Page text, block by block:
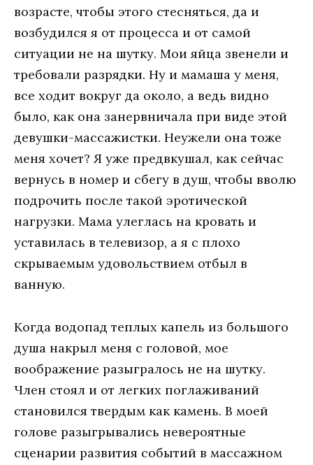
возрасте, чтобы этого стесняться, да и
возбудился я от процесса и от самой
ситуации не на шутку. Мои яйца звенели и
требовали разрядки. Ну и мамаша у меня,
все ходит вокруг да около, а ведь видно
было, как она занервничала при виде этой
девушки-массажистки. Неужели она тоже
меня хочет? Я уже предвкушал, как сейчас
вернусь в номер и сбегу в душ, чтобы вволю
подрочить после такой эротической
нагрузки. Мама улеглась на кровать и
уставилась в телевизор, а я с плохо
скрываемым удовольствием отбыл в
ванную.
Когда водопад теплых капель из большого
душа накрыл меня с головой, мое
воображение разыгралось не на шутку.
Член стоял и от легких поглаживаний
становился твердым как камень. В моей
голове разыгрывались невероятные
сценарии развития событий в массажном